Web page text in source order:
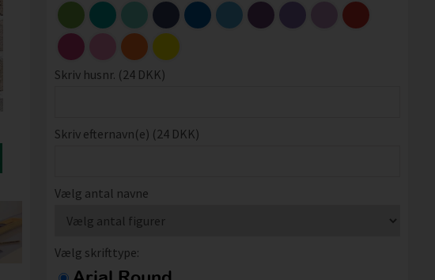
Skriv husnr. (24 DKK)
Skriv efternavn(e) (24 DKK)
Vælg antal navne
Vælg skrifttype: